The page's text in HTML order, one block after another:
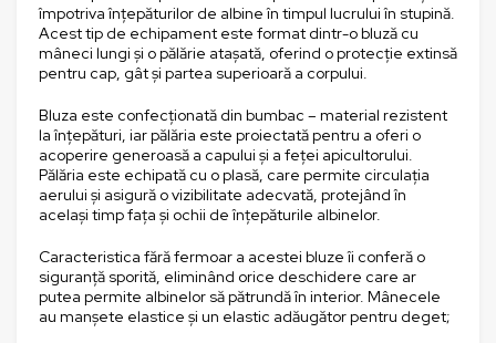
împotriva înțepăturilor de albine în timpul lucrului în stupină.
Acest tip de echipament este format dintr-o bluză cu
mâneci lungi și o pălărie atașată, oferind o protecție extinsă
pentru cap, gât și partea superioară a corpului.
Bluza este confecționată din bumbac – material rezistent
la înțepături, iar pălăria este proiectată pentru a oferi o
acoperire generoasă a capului și a feței apicultorului.
Pălăria este echipată cu o plasă, care permite circulația
aerului și asigură o vizibilitate adecvată, protejând în
același timp fața și ochii de înțepăturile albinelor.
Caracteristica fără fermoar a acestei bluze îi conferă o
siguranță sporită, eliminând orice deschidere care ar
putea permite albinelor să pătrundă în interior. Mânecele
au manșete elastice și un elastic adăugător pentru deget;